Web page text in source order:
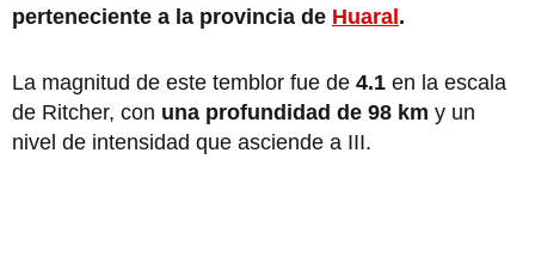
perteneciente a la provincia de Huaral.
La magnitud de este temblor fue de 4.1 en la escala
de Ritcher, con una profundidad de 98 km y un
nivel de intensidad que asciende a III.